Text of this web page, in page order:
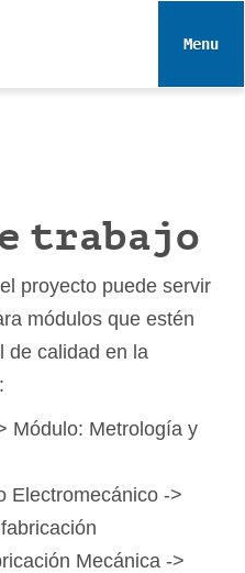
Toggle
trabajo
proyecto puede servir
módulos que estén
de calidad en la
Módulo: Metrología y
Electromecánico ->
Mecánica ->